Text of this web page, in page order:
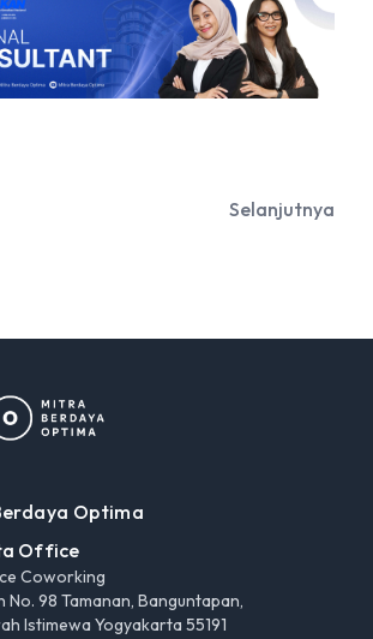
Selanjutnya
Optima
Office
Coworking
No. 98 Tamanan, Banguntapan,
Istimewa Yogyakarta 55191